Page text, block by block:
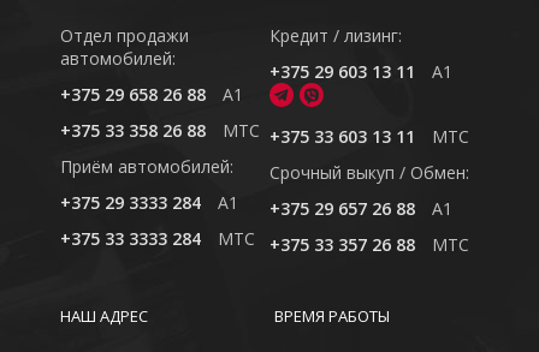
Отдел продажи
автомобилей:
+375 29 658 26 88
A1
+375 33 358 26 88
MTC
Приём автомобилей:
+375 29 3333 284
A1
+375 33 3333 284
MTC
Кредит / лизинг:
+375 29 603 13 11
A1
+375 33 603 13 11
MTC
Cрочный выкуп / Обмен:
+375 29 657 26 88
A1
+375 33 357 26 88
MTC
ВРЕМЯ РАБОТЫ
НАШ АДРЕС